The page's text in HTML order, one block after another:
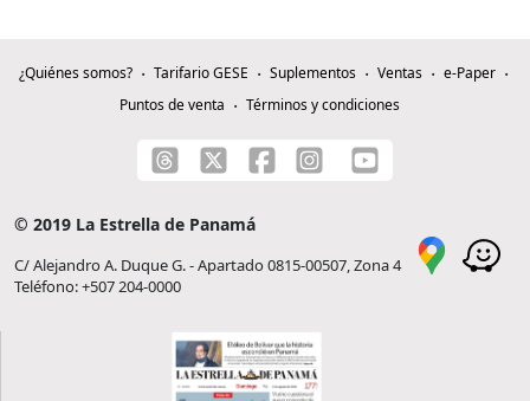
¿Quiénes somos? Tarifario GESE Suplementos Ventas
e-Paper
Puntos de venta
Términos y condiciones
© 2019 La Estrella de Panamá
C/ Alejandro A. Duque G. - Apartado 0815-00507, Zona 4
Teléfono: +507 204-0000